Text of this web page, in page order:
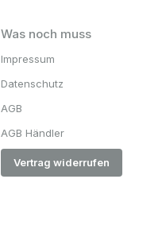
Was noch muss
Impressum
Datenschutz
AGB
AGB Händler
Vertrag widerrufen